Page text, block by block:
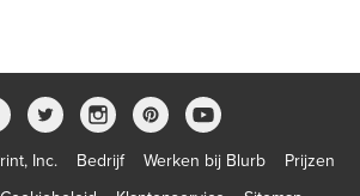
Inc. Bedrijf Werken bij Blurb
Prijzen